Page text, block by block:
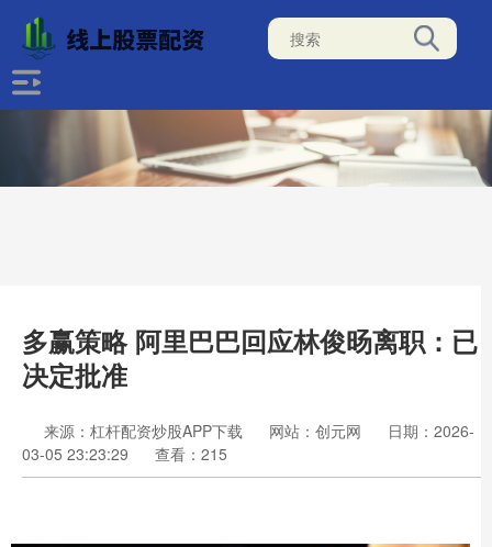
多赢策略 阿里巴巴回应林俊旸离职：已
决定批准
来源：杠杆配资炒股APP下载 网站：创元网
日期：2026-
03-05 23:23:29
查看：215